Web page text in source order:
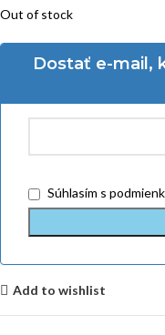
Out of stock
Dostať e-mail,
Súhlasím s
Add to wishlist